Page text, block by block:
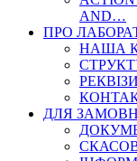
AND…
ПРО
НАША
ДЛЯ